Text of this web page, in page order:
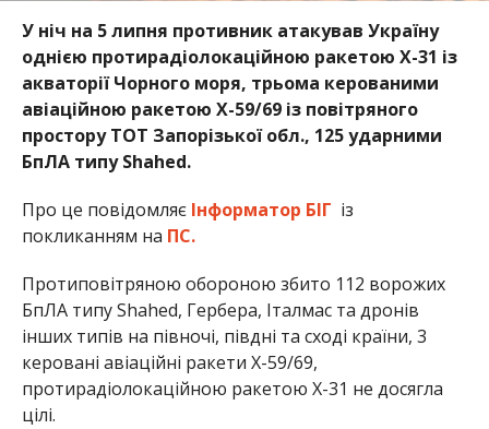
У ніч на 5 липня противник атакував Україну
однією протирадіолокаційною ракетою Х-31 із
акваторії Чорного моря, трьома керованими
авіаційною ракетою Х-59/69 із повітряного
простору ТОТ Запорізької обл., 125 ударними
БпЛА типу Shahed.
Про це повідомляє Інформатор БІГ із
покликанням на ПС.
Протиповітряною обороною збито 112 ворожих
БпЛА типу Shahed, Гербера, Італмас та дронів
інших типів на півночі, півдні та сході країни, 3
керовані авіаційні ракети Х-59/69,
протирадіолокаційною ракетою Х-31 не досягла
цілі.